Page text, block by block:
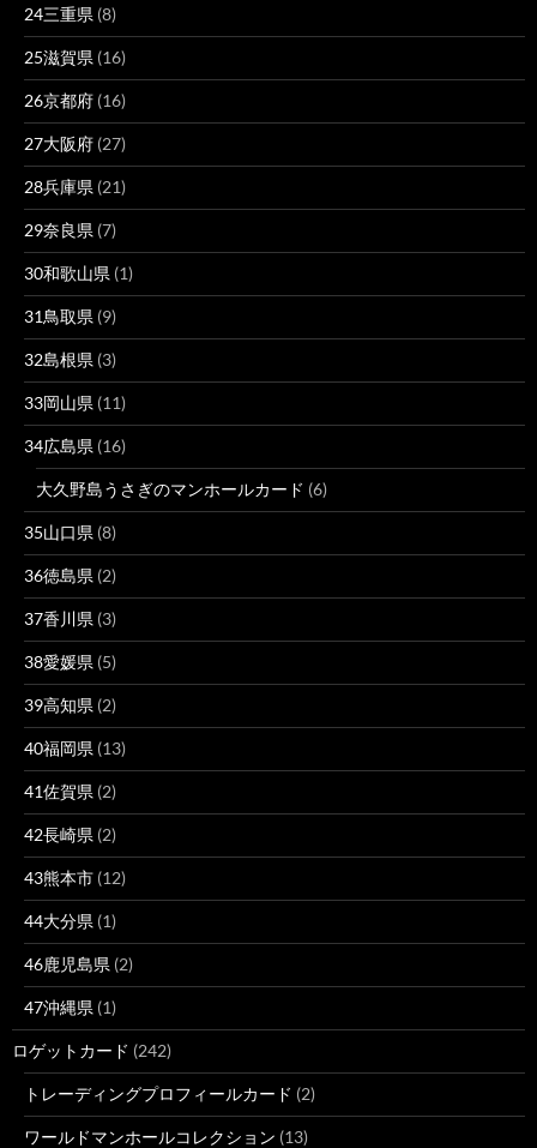
24三重県 (8)
25滋賀県 (16)
26京都府 (16)
27大阪府 (27)
28兵庫県 (21)
29奈良県 (7)
30和歌山県 (1)
31鳥取県 (9)
32島根県 (3)
33岡山県 (11)
34広島県 (16)
大久野島うさぎのマンホールカード (6)
35山口県 (8)
36徳島県 (2)
37香川県 (3)
38愛媛県 (5)
39高知県 (2)
40福岡県 (13)
41佐賀県 (2)
42長崎県 (2)
43熊本市 (12)
44大分県 (1)
46鹿児島県 (2)
47沖縄県 (1)
ロゲットカード (242)
トレーディングプロフィールカード (2)
ワールドマンホールコレクション (13)